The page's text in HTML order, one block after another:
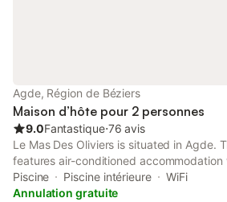
Agde, Région de Béziers
Maison d’hôte pour 2 personnes
9.0Fantastique⋅76 avis
Le Mas Des Oliviers is situated in Agde.
features air-conditioned accommodation
Boasting family rooms, this property also
seasonal outdoor pool.
Piscine Piscine intérieure
WiFi
Annulation gratuite